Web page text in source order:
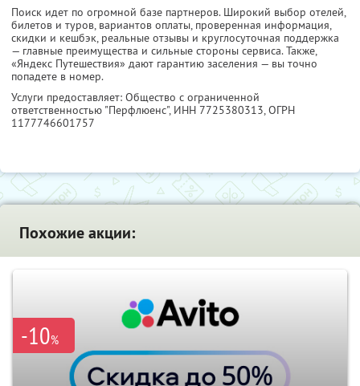
Поиск идет по огромной базе партнеров. Широкий выбор отелей,
билетов и туров, вариантов оплаты, проверенная информация,
скидки и кешбэк, реальные отзывы и круглосуточная поддержка
— главные преимущества и сильные стороны сервиса. Также,
«Яндекс Путешествия» дают гарантию заселения — вы точно
попадете в номер.
Услуги предоставляет: Общество с ограниченной
ответственностью "Перфлюенс", ИНН 7725380313, ОГРН
1177746601757
Похожие акции:
-10%